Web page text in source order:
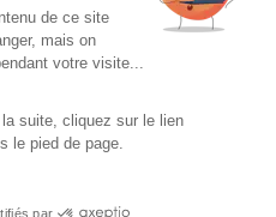
de ce site
mais on
votre visite...
suite, cliquez sur le lien
le pied de page.
par